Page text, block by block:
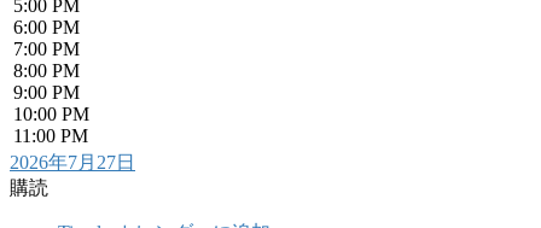
5:00 PM
6:00 PM
7:00 PM
8:00 PM
9:00 PM
10:00 PM
11:00 PM
2026年7月27日
購読